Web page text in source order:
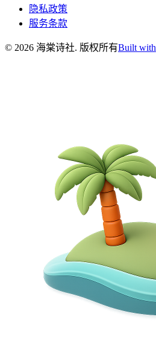
隐私政策
服务条款
© 2026 海棠诗社. 版权所有Built with